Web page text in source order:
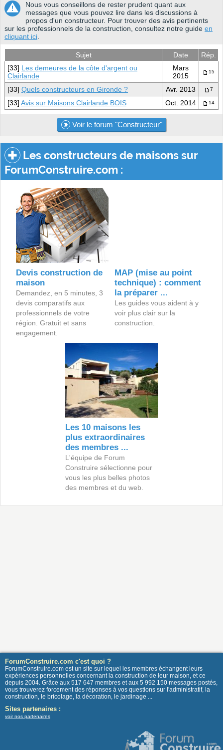
Nous vous conseillons de rester prudent quant aux
messages que vous pouvez lire dans les discussions à
propos d'un constructeur. Pour trouver des avis pertinents
sur les professionnels de la construction, consultez notre guide en
cliquant ici
Sujet Date
Rép.
[33] Les demeures de la côte d'argent ou
Clairlande
Mars
2015
15
[33] Quels constructeurs en Gironde ? Avr. 2013 7
[33] Avis sur Maisons Clairlande BOIS Oct. 2014 14
Voir le forum "Constructeur"
Les constructeurs de maisons sur
ForumConstruire.com :
Devis construction de
maison
Demandez, en 5 minutes, 3
devis comparatifs aux
professionnels de votre
région. Gratuit et sans
engagement.
MAP (mise au point
technique) : comment
la préparer ...
Les guides vous aident à y
voir plus clair sur la
construction.
Les 10 maisons les
plus extraordinaires
des membres ...
L'équipe de Forum
Construire sélectionne pour
vous les plus belles photos
des membres et du web.
ForumConstruire.com c'est quoi ?
ForumConstruire.com est un site sur lequel les membres échangent leurs
expériences personnelles concernant la construction de leur maison, et ce
depuis 2004. Grâce aux 517 647 membres et aux 5 992 150 messages postés,
vous trouverez forcement des réponses à vos questions sur l'administratif, la
construction, le bricolage, la décoration, le jardinage ...
Sites partenaires :
voir nos partenaires